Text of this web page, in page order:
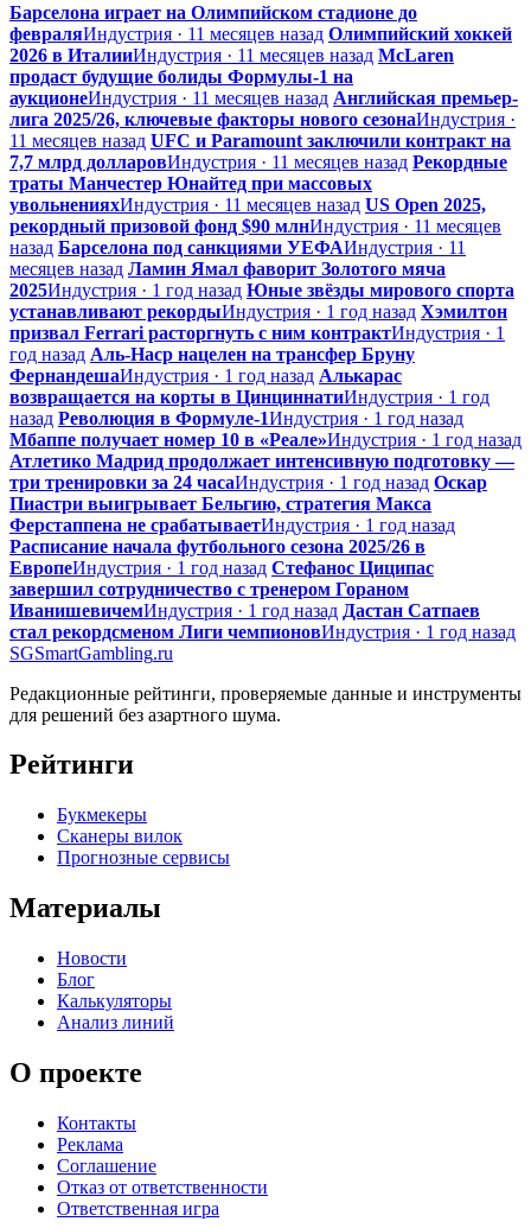
Барселона играет на Олимпийском стадионе до
февраляИндустрия · 11 месяцев назад Олимпийский хоккей
2026 в ИталииИндустрия · 11 месяцев назад McLaren
продаст будущие болиды Формулы-1 на
аукционеИндустрия · 11 месяцев назад Английская премьер-
лига 2025/26, ключевые факторы нового сезонаИндустрия ·
11 месяцев назад UFC и Paramount заключили контракт на
7,7 млрд долларовИндустрия · 11 месяцев назад Рекордные
траты Манчестер Юнайтед при массовых
увольненияхИндустрия · 11 месяцев назад US Open 2025,
рекордный призовой фонд $90 млнИндустрия · 11 месяцев
назад Барселона под санкциями УЕФАИндустрия · 11
месяцев назад Ламин Ямал фаворит Золотого мяча
2025Индустрия · 1 год назад Юные звёзды мирового спорта
устанавливают рекордыИндустрия · 1 год назад Хэмилтон
призвал Ferrari расторгнуть с ним контрактИндустрия · 1
год назад Аль-Наср нацелен на трансфер Бруну
ФернандешаИндустрия · 1 год назад Алькарас
возвращается на корты в ЦинциннатиИндустрия · 1 год
назад Революция в Формуле-1Индустрия · 1 год назад
Мбаппе получает номер 10 в «Реале»Индустрия · 1 год назад
Атлетико Мадрид продолжает интенсивную подготовку —
три тренировки за 24 часаИндустрия · 1 год назад Оскар
Пиастри выигрывает Бельгию, стратегия Макса
Ферстаппена не срабатываетИндустрия · 1 год назад
Расписание начала футбольного сезона 2025/26 в
ЕвропеИндустрия · 1 год назад Стефанос Циципас
завершил сотрудничество с тренером Гораном
ИванишевичемИндустрия · 1 год назад Дастан Сатпаев
стал рекордсменом Лиги чемпионовИндустрия · 1 год назад
SGSmartGambling.ru
Редакционные рейтинги, проверяемые данные и инструменты
для решений без азартного шума.
Рейтинги
Букмекеры
Сканеры вилок
Прогнозные сервисы
Материалы
Новости
Блог
Калькуляторы
Анализ линий
О проекте
Контакты
Реклама
Соглашение
Отказ от ответственности
Ответственная игра